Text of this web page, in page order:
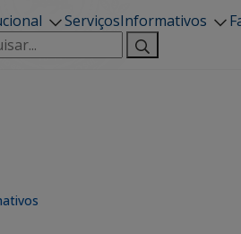
ServiçosInformativos